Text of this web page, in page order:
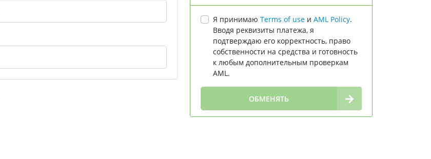
Я принимаю Terms of use и AML Policy.
Вводя реквизиты платежа, я
подтверждаю его корректность, право
собственности на средства и готовность
к любым дополнительным проверкам
AML.
ОБМЕНЯТЬ